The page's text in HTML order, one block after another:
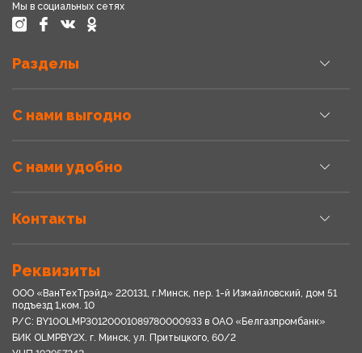
Мы в социальных сетях
Разделы
С нами выгодно
С нами удобно
Контакты
Реквизиты
ООО «ВанТехТрэйд» 220131, г.Минск, пер. 1-й Измайловский, дом 51
подъезд 1,ком. 10
Р/С: BY10OLMP30120001089780000933 в OАО «Белгазпромбанк»
БИК OLMPBY2X. г. Минск, ул. Притыцкого, 60/2